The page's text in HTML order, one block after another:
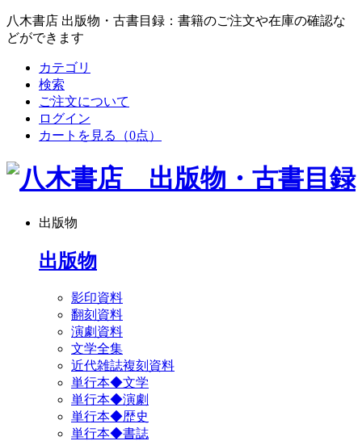
八木書店 出版物・古書目録：書籍のご注文や在庫の確認な
どができます
カテゴリ
検索
ご注文について
ログイン
カートを見る
（0点）
出版物
出版物
影印資料
翻刻資料
演劇資料
文学全集
近代雑誌複刻資料
単行本◆文学
単行本◆演劇
単行本◆歴史
単行本◆書誌